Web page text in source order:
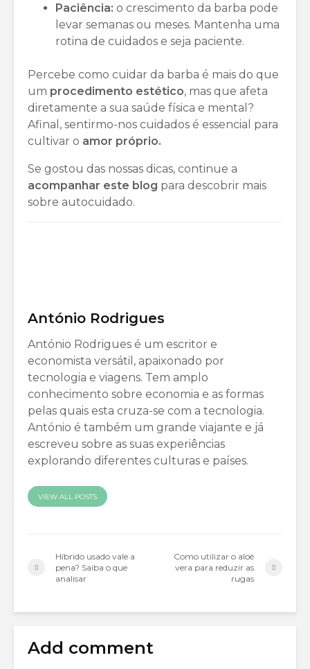
Paciência: o crescimento da barba pode
levar semanas ou meses. Mantenha uma
rotina de cuidados e seja paciente.
Percebe como cuidar da barba é mais do que
um procedimento estético, mas que afeta
diretamente a sua saúde física e mental?
Afinal, sentirmo-nos cuidados é essencial para
cultivar o amor próprio.
Se gostou das nossas dicas, continue a
acompanhar este blog para descobrir mais
sobre autocuidado.
António Rodrigues
António Rodrigues é um escritor e
economista versátil, apaixonado por
tecnologia e viagens. Tem amplo
conhecimento sobre economia e as formas
pelas quais esta cruza-se com a tecnologia.
António é também um grande viajante e já
escreveu sobre as suas experiências
explorando diferentes culturas e países.
VIEW ALL POSTS
Híbrido usado vale a
pena? Saiba o que
analisar
Como utilizar o aloé
vera para reduzir as
rugas
Add comment